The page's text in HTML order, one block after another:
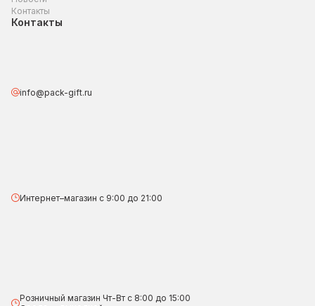
Контакты
Контакты
info@pack-gift.ru
Интернет–магазин с 9:00 до 21:00
Розничный магазин Чт-Вт с 8:00 до 15:00